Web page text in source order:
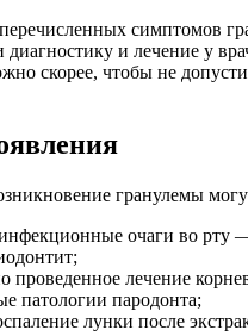
симптомов
и лечение у
скорее, чтобы не
гранулемы
очаги во рту
проведенное лечение
патологии пародонта;
лунки после